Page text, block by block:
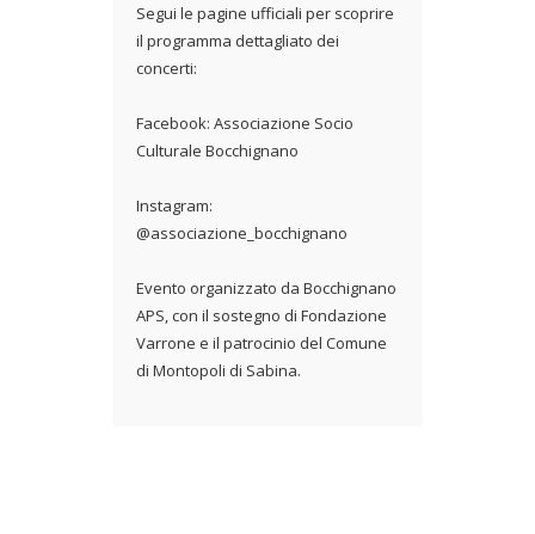
Segui le pagine ufficiali per scoprire
il programma dettagliato dei
concerti:
Facebook: Associazione Socio
Culturale Bocchignano
Instagram:
@associazione_bocchignano
Evento organizzato da Bocchignano
APS, con il sostegno di Fondazione
Varrone e il patrocinio del Comune
di Montopoli di Sabina.